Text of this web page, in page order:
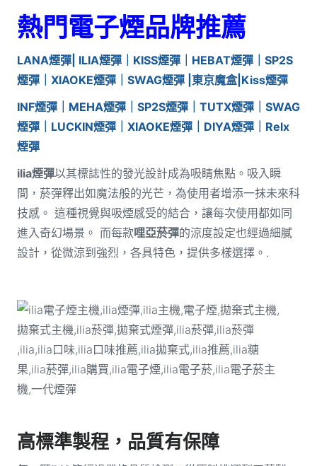
熱門電子煙品牌推薦
LANA煙彈| ILIA煙彈｜KISS煙彈｜HEBAT煙彈｜SP2S
煙彈｜XIAOKE煙彈｜SWAG煙彈 |東京魔盒| Kiss煙彈
INF煙彈｜MEHA煙彈｜SP2S煙彈｜TUTX煙彈｜SWAG
煙彈｜LUCKIN煙彈｜XIAOKE煙彈｜DIYA煙彈｜Relx
煙彈
ilia煙彈以其標誌性的發光設計成為吸睛焦點。吸入瞬
間，菸彈釋出如魔法般的光芒，為使用者增添一抹未來科
技感。 這種視覺與吸煙感受的結合，讓每次使用都如同
進入奇幻場景。 而每款哩亞菸彈的涼度設定也經過細膩
設計，從微涼到強烈，各具特色，提供多樣選擇。.
高標準製程，品質有保障